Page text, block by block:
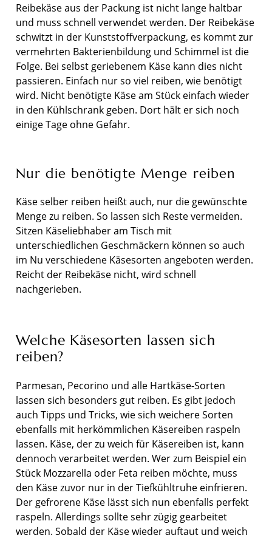
Reibekäse aus der Packung ist nicht lange haltbar
und muss schnell verwendet werden. Der Reibekäse
schwitzt in der Kunststoffverpackung, es kommt zur
vermehrten Bakterienbildung und Schimmel ist die
Folge. Bei selbst geriebenem Käse kann dies nicht
passieren. Einfach nur so viel reiben, wie benötigt
wird. Nicht benötigte Käse am Stück einfach wieder
in den Kühlschrank geben. Dort hält er sich noch
einige Tage ohne Gefahr.
Nur die benötigte Menge reiben
Käse selber reiben heißt auch, nur die gewünschte
Menge zu reiben. So lassen sich Reste vermeiden.
Sitzen Käseliebhaber am Tisch mit
unterschiedlichen Geschmäckern können so auch
im Nu verschiedene Käsesorten angeboten werden.
Reicht der Reibekäse nicht, wird schnell
nachgerieben.
Welche Käsesorten lassen sich
reiben?
Parmesan, Pecorino und alle Hartkäse-Sorten
lassen sich besonders gut reiben. Es gibt jedoch
auch Tipps und Tricks, wie sich weichere Sorten
ebenfalls mit herkömmlichen Käsereiben raspeln
lassen. Käse, der zu weich für Käsereiben ist, kann
dennoch verarbeitet werden. Wer zum Beispiel ein
Stück Mozzarella oder Feta reiben möchte, muss
den Käse zuvor nur in der Tiefkühltruhe einfrieren.
Der gefrorene Käse lässt sich nun ebenfalls perfekt
raspeln. Allerdings sollte sehr zügig gearbeitet
werden. Sobald der Käse wieder auftaut und weich